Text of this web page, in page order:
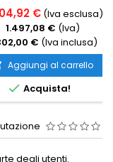
€ (Iva esclusa)
1.497,08 € (Iva)
€ (Iva inclusa)
Aggiungi al carrello
 Acquista!
degli utenti.